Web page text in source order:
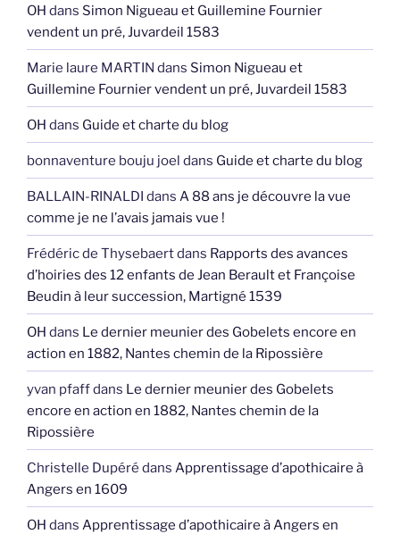
OH dans Simon Nigueau et Guillemine Fournier
vendent un pré, Juvardeil 1583
Marie laure MARTIN dans Simon Nigueau et
Guillemine Fournier vendent un pré, Juvardeil 1583
OH dans Guide et charte du blog
bonnaventure bouju joel dans Guide et charte du blog
BALLAIN-RINALDI dans A 88 ans je découvre la vue
comme je ne l’avais jamais vue !
Frédéric de Thysebaertdans Rapports des avances
d’hoiries des 12 enfants de Jean Berault et Françoise
Beudin à leur succession, Martigné 1539
OH dans Le dernier meunier des Gobelets encore en
action en 1882, Nantes chemin de la Ripossière
yvan pfaffdans Le dernier meunier des Gobelets
encore en action en 1882, Nantes chemin de la
Ripossière
Christelle Dupéré dans Apprentissage d’apothicaire à
Angers en 1609
OH dans Apprentissage d’apothicaire à Angers en